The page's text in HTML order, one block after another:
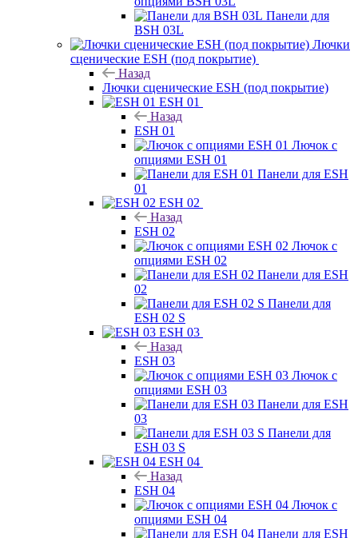
Панели для
BSH 03L
Лючки
сценические ESH (под покрытие)
Назад
Лючки сценические ESH (под покрытие)
ESH 01
Назад
ESH 01
Лючок с
опциями ESH 01
Панели для ESH
01
ESH 02
Назад
ESH 02
Лючок с
опциями ESH 02
Панели для ESH
02
Панели для
ESH 02 S
ESH 03
Назад
ESH 03
Лючок с
опциями ESH 03
Панели для ESH
03
Панели для
ESH 03 S
ESH 04
Назад
ESH 04
Лючок с
опциями ESH 04
Панели для ESH